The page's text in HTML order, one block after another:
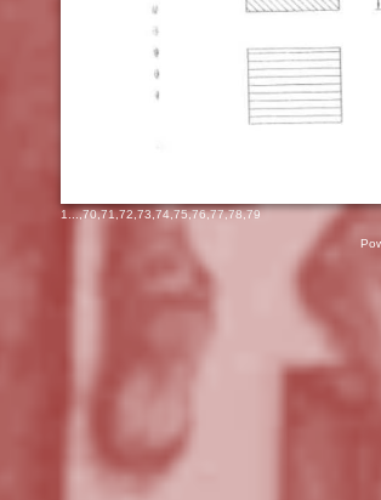
1 ...,70,71,72,73,74,75,76,77,78,79